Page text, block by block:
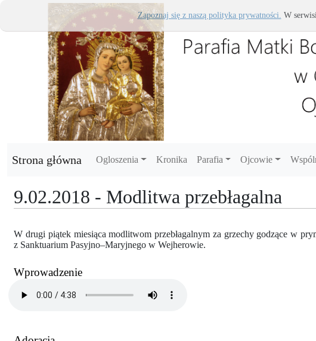
Strona główna Ogloszenia Kronika Parafia Ojcowie
9.02.2018 - Modlitwa przebłagalna
W drugi piątek miesiąca modlitwom przebłagalnym za grzechy godzące w
z Sanktuarium Pasyjno–Maryjnego w Wejherowie.
Wprowadzenie
Zapoznaj się z naszą polityka prywatności. W